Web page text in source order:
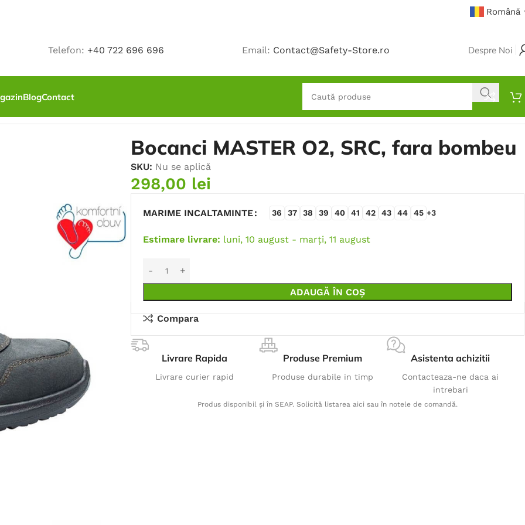
Română
Telefon: +40 722 696 696 Email: Contact@Safety-Store.ro Despre Noi
BlogContact
Bocanci MASTER O2, SRC, fara bombeu
SKU: Nu se aplică
298,00 lei
MARIME INCALTAMINTE 36 37 38 39 40 41 42 43 44 45 +3
Estimare livrare: luni, 10 august - marți, 11 august
ADAUGĂ ÎN COȘ
Compara
Livrare Rapida
Livrare curier rapid
Produse Premium
Produse durabile in timp
Asistenta achizitii
Contacteaza-ne daca ai
intrebari
Produs disponibil și în SEAP. Solicită listarea aici sau în notele de comandă.